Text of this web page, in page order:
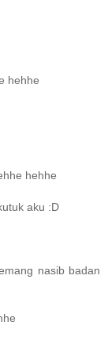
hehhe
hehhe
aku :D
nasib badan